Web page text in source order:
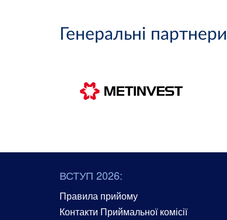
Генеральні партнери
ВСТУП 2026:
Правила прийому
Контакти Приймальної комісії